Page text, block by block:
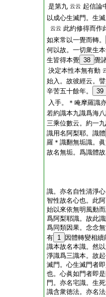
是第九 云云 起信論
以成心生滅門。生
云云 此約修得而作
如來常以一覺而轉。
何以故。一切衆生
生皆得本覺 38 覺
決定本性本無有動
始入。故彼經云。
辛苦五十餘年。
39
入手。＊唵摩羅識
若約識本九識爲海
三乘位數云。約一
識用名阿梨耶。識體
羅＊識翻無垢識。
故名無垢。爲識體
識。亦名自性清淨
智性故名心也。此
始以來依無明風動
爲阿梨耶識。故此
爲同類因果。念念
有 1
因體轉變相
識本故名本識。然
淨識爲三識本。故
滅門。心生滅門者
也。心眞如門者即
門。亦名宅識。生
識含衆徳法。亦名